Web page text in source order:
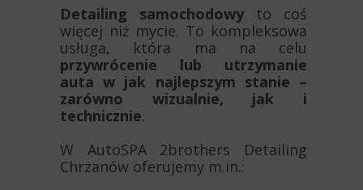
Detailing samochodowy to coś
więcej niż mycie. To kompleksowa
usługa, która ma na celu
przywrócenie lub utrzymanie
auta w jak najlepszym stanie –
zarówno wizualnie, jak i
technicznie.
W AutoSPA 2brothers Detailing
Chrzanów oferujemy m.in.: